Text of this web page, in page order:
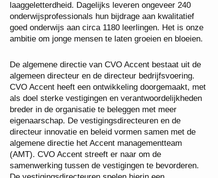
en cursussen in de avonduren voor volwassenen
met een licht verstandelijke beperking,
leerachterstand of laaggeletterdheid. Dagelijks
leveren ongeveer 240 onderwijsprofessionals hun
1180 leerlingen. Het is onze ambitie om jonge
mensen te laten groeien en bloeien.
De algemene directie van CVO Accent bestaat uit de
algemeen directeur en de directeur bedrijfsvoering.
CVO Accent heeft een ontwikkeling doorgemaakt,
met als doel sterke vestigingen en
verantwoordelijkheden breder in de organisatie te
beleggen met meer eigenaarschap. De
vestigingsdirecteuren en de directeur innovatie en